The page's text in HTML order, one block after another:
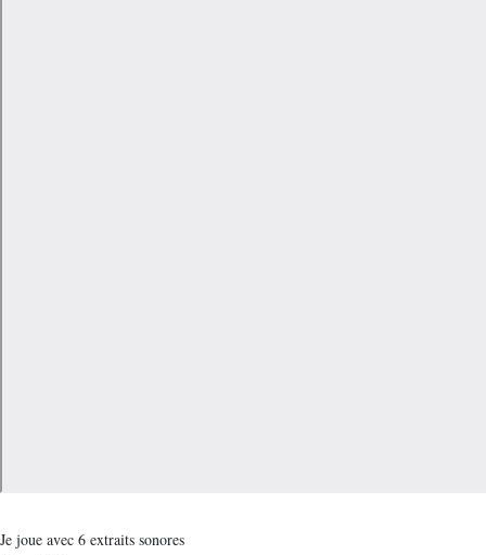
Je joue avec 6 extraits sonores